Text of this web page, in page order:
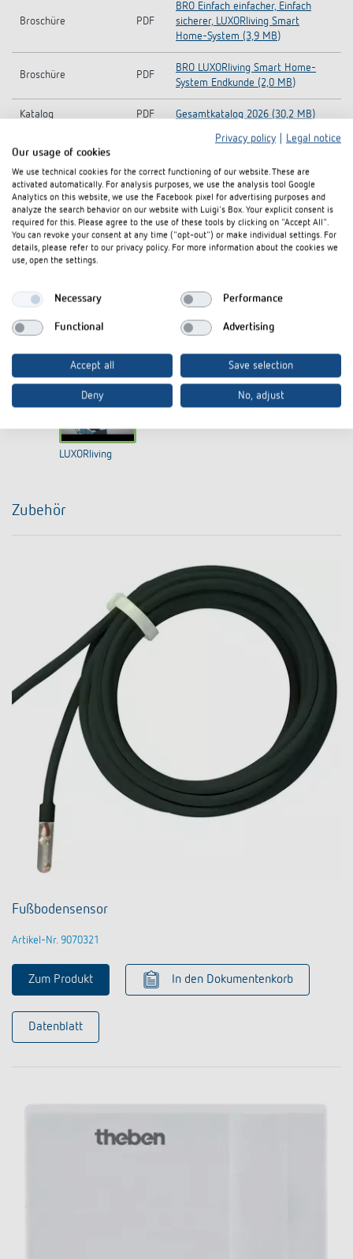
Broschüre PDF
BRO Einfach einfacher, Einfach
sicherer, LUXORliving Smart
Home-System (3,9 MB)
Broschüre PDF
BRO LUXORliving Smart Home-
System Endkunde (2,0 MB)
Katalog PDF Gesamtkatalog 2026 (30,2 MB)
In den Dokumentenkorb
I agree that external content may be displayed to me.
Personal data can thus be transferred to third party
LUXORliving
Zubehör
Fußbodensensor
Artikel-Nr. 9070321
Zum Produkt In den Dokumentenkorb
Datenblatt
Privacy policy
Legal notice
Our usage of cookies
We use technical cookies for the correct functioning of our website. These are
activated automatically. For analysis purposes, we use the analysis tool Google
Analytics on this website, we use the Facebook pixel for advertising purposes and
analyze the search behavior on our website with Luigi's Box. Your explicit consent is
required for this. Please agree to the use of these tools by clicking on "Accept All".
You can revoke your consent at any time ("opt-out") or make individual settings. For
details, please refer to our privacy policy. For more information about the cookies we
use, open the settings.
Necessary Performance
Functional Advertising
Accept all Save selection
Deny No, adjust